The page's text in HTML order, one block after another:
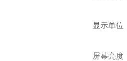
显示单位
屏幕亮度